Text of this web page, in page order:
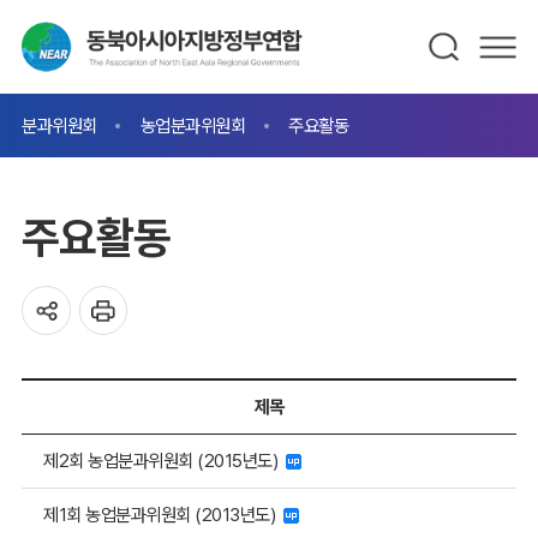
분과위원회 농업분과위원회 주요활동
주요활동
제목
제2회 농업분과위원회 (2015년도)
제1회 농업분과위원회 (2013년도)